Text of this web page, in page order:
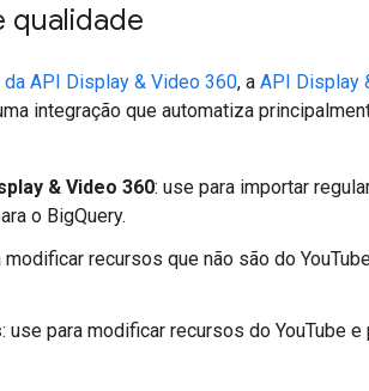
qualidade
API Display & Video 360, a API Display
integração que automatiza
& Video 360: use para importar
o BigQuery.
modificar recursos que não são do
: use para modificar recursos do YouTube e